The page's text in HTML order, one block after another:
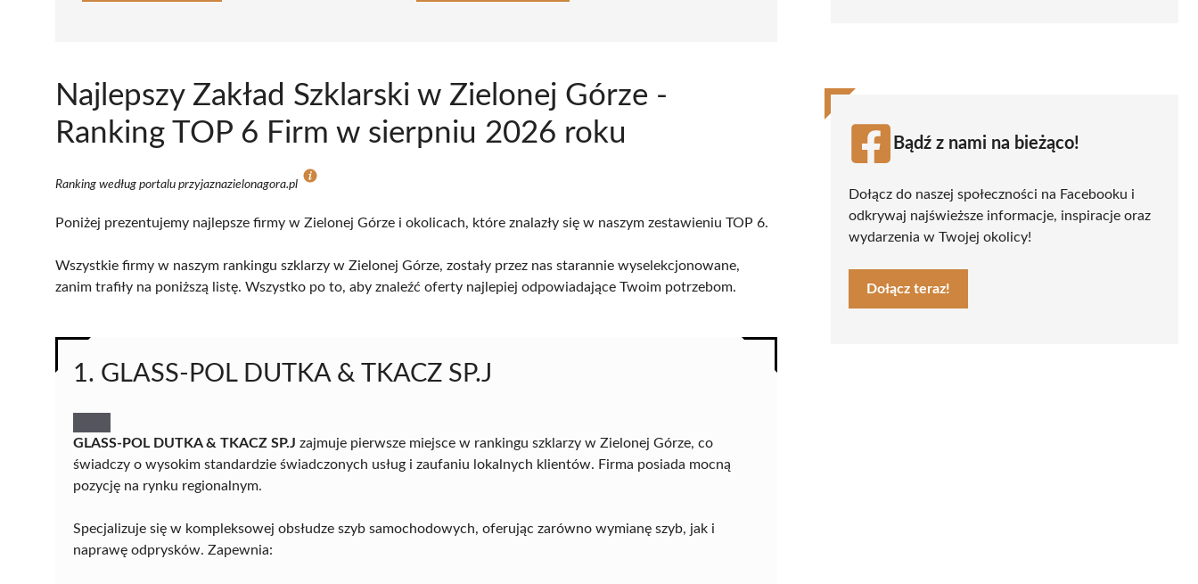
Najlepszy Zakład Szklarski w Zielonej Górze -
Ranking TOP 6 Firm w sierpniu 2026 roku
Ranking według portalu przyjaznazielonagora.pl
Poniżej prezentujemy najlepsze firmy w Zielonej Górze i okolicach, które znalazły się w naszym zestawieniu TOP 6.
Wszystkie firmy w naszym rankingu szklarzy w Zielonej Górze, zostały przez nas starannie wyselekcjonowane,
zanim trafiły na poniższą listę. Wszystko po to, aby znaleźć oferty najlepiej odpowiadające Twoim potrzebom.
1. GLASS-POL DUTKA & TKACZ SP.J
GLASS-POL DUTKA & TKACZ SP.J zajmuje pierwsze miejsce w rankingu szklarzy w Zielonej Górze, co
świadczy o wysokim standardzie świadczonych usług i zaufaniu lokalnych klientów. Firma posiada mocną
pozycję na rynku regionalnym.
Specjalizuje się w kompleksowej obsłudze szyb samochodowych, oferując zarówno wymianę szyb, jak i
naprawę odprysków. Zapewnia:
Bądź z nami na bieżąco!
Dołącz do naszej społeczności na Facebooku i
odkrywaj najświeższe informacje, inspiracje oraz
wydarzenia w Twojej okolicy!
Dołącz teraz!